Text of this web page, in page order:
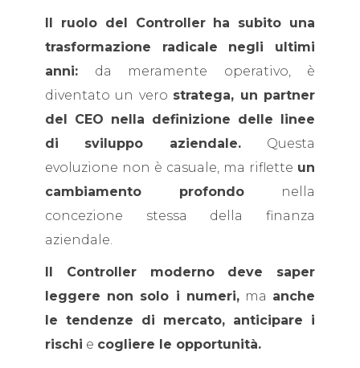
Il ruolo del Controller
ha subito una
trasformazione radicale negli ultimi
anni: da meramente operativo, è
diventato un vero stratega, un partner
del CEO nella definizione delle linee
di sviluppo aziendale. Questa
evoluzione non è casuale, ma riflette un
cambiamento profondo nella
concezione stessa della finanza
aziendale.
Il Controller moderno deve saper
leggere non solo i numeri,ma anche
le tendenze di mercato, anticipare i
rischi e cogliere le opportunità.